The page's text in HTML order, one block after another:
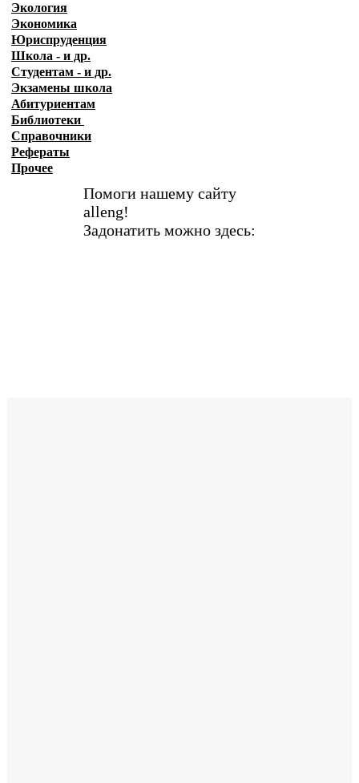
Экология
Экономика
Юриспруденция
Школа - и др.
Студентам - и др.
Экзамены школа
Абитуриентам
Библиотеки
Справочники
Рефераты
Прочее
Помоги нашему сайту
alleng!
Задонатить можно здесь: